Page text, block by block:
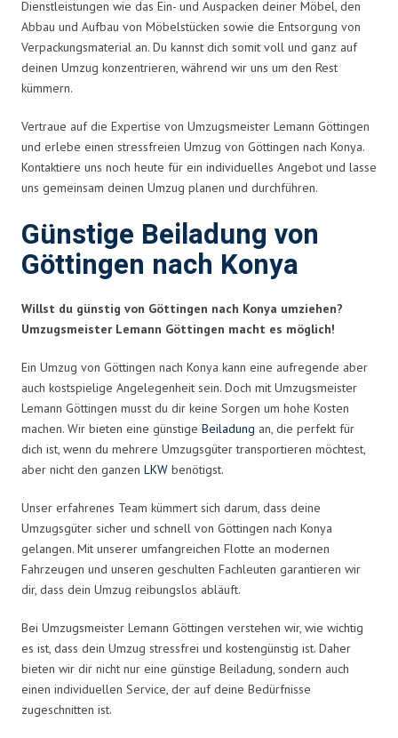
Dienstleistungen wie das Ein- und Auspacken deiner Möbel, den
Abbau und Aufbau von Möbelstücken sowie die Entsorgung von
Verpackungsmaterial an. Du kannst dich somit voll und ganz auf
deinen Umzug konzentrieren, während wir uns um den Rest
kümmern.
Vertraue auf die Expertise von Umzugsmeister Lemann Göttingen
und erlebe einen stressfreien Umzug von Göttingen nach Konya.
Kontaktiere uns noch heute für ein individuelles Angebot und lasse
uns gemeinsam deinen Umzug planen und durchführen.
Günstige Beiladung von
Göttingen nach Konya
Willst du günstig von Göttingen nach Konya umziehen?
Umzugsmeister Lemann Göttingen macht es möglich!
Ein Umzug von Göttingen nach Konya kann eine aufregende aber
auch kostspielige Angelegenheit sein. Doch mit Umzugsmeister
Lemann Göttingen musst du dir keine Sorgen um hohe Kosten
machen. Wir bieten eine günstige Beiladung an, die perfekt für
dich ist, wenn du mehrere Umzugsgüter transportieren möchtest,
aber nicht den ganzen LKW benötigst.
Unser erfahrenes Team kümmert sich darum, dass deine
Umzugsgüter sicher und schnell von Göttingen nach Konya
gelangen. Mit unserer umfangreichen Flotte an modernen
Fahrzeugen und unseren geschulten Fachleuten garantieren wir
dir, dass dein Umzug reibungslos abläuft.
Bei Umzugsmeister Lemann Göttingen verstehen wir, wie wichtig
es ist, dass dein Umzug stressfrei und kostengünstig ist. Daher
bieten wir dir nicht nur eine günstige Beiladung, sondern auch
einen individuellen Service, der auf deine Bedürfnisse
zugeschnitten ist.